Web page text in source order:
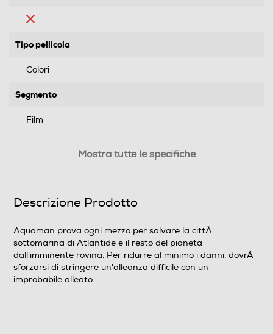
Tipo pellicola
Colori
Segmento
Film
Sistema TV
Pal
Mostra tutte le specifiche
Descrizione Prodotto
Aquaman prova ogni mezzo per salvare la cittÃ
sottomarina di Atlantide e il resto del pianeta
dall'imminente rovina. Per ridurre al minimo i danni, dovrÃ
sforzarsi di stringere un'alleanza difficile con un
improbabile alleato.